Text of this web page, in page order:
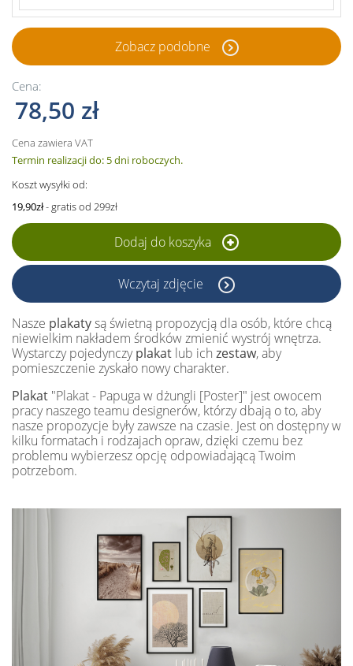
Zobacz podobne
Cena:
78,50 zł
Cena zawiera VAT
Termin realizacji do: 5 dni roboczych.
Koszt wysyłki od:
19,90zł- gratis od 299zł
Dodaj do koszyka
Wczytaj zdjęcie
Nasze plakatysą świetną propozycją dla osób, które chcą
niewielkim nakładem środków zmienić wystrój wnętrza.
Wystarczy pojedynczyplakat lub ich zestaw, aby
pomieszczenie zyskało nowy charakter.
Plakat "Plakat - Papuga w dżungli [Poster]" jest owocem
pracy naszego teamu designerów, którzy dbają o to, aby
nasze propozycje były zawsze na czasie. Jest on dostępny w
kilku formatach i rodzajach opraw, dzięki czemu bez
problemu wybierzesz opcję odpowiadającą Twoim
potrzebom.